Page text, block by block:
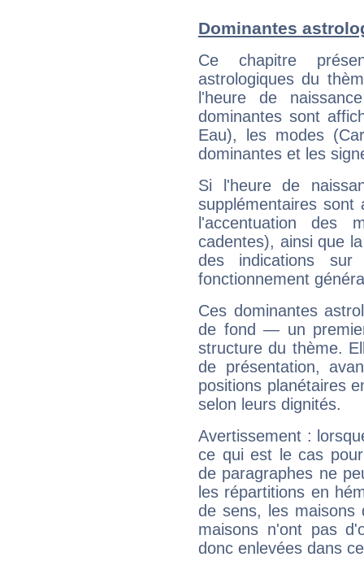
Dominantes
Ce chapitre
astrologiques du
l'heure de
dominantes sont
Eau), les modes
dominantes et les
Si l'heure de
supplémentaires sont
l'accentuation des
cadentes), ainsi que
des indications sur
fonctionnement
Ces dominantes
de fond — un
structure du thème.
de présentation,
positions planétaires
selon leurs dignités.
Avertissement :
ce qui est le cas
de paragraphes ne
les répartitions en
de sens, les maisons
maisons n'ont pas
donc enlevées dans